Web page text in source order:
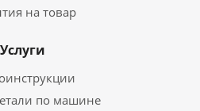
на товар
Услуги
по машине